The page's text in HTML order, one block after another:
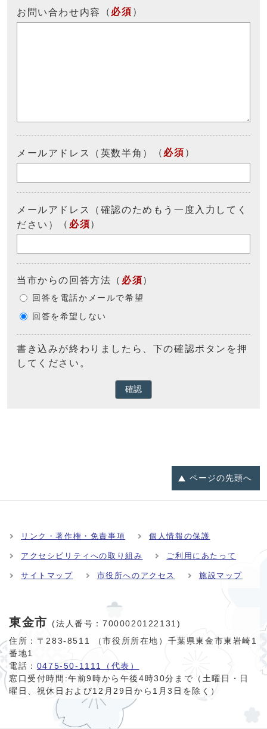
お問い合わせ内容 （ 必須 ）
メールアドレス（英数半角） （ 必須 ）
メールアドレス（確認のためもう一度入力してく
ださい）
（ 必須）
当市からの回答方法 （ 必須）
回答を電話かメールで希望
回答を希望しない
書き込みが終わりましたら、下の確認ボタンを押
してください。
確認
ページの先頭へ
リンク・著作権・免責事項 個人情報の保護
アクセシビリティへの取り組み ご利用にあたって
サイトマップ 市役所へのアクセス 施設マップ
東金市
(法人番号：7000020122131)
住所：〒283-8511 （市役所所在地）千葉県東金市東岩崎1
番地1
電話： 0475-50-1111（代表）
窓口受付時間:午前9時から午後4時30分まで（土曜日・日
曜日、祝休日および12月29日から1月3日を除く）